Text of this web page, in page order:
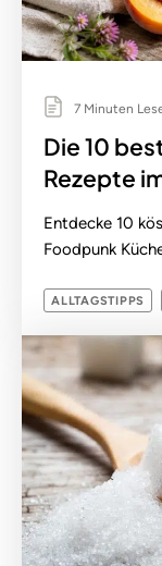
7 Minuten
Die 10
Rezepte
Entdecke 10
Foodpunk
ALLTAGSTIPPS